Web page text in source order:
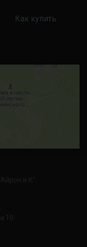
Как купить